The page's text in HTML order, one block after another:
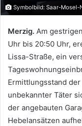
Symbolbild: Saar-Mosel-
Merzig. Am
Uhr bis 20:50 Uhr,
Lissa-Straße, ein
Ermittlungsstand
unbekannter Täter
der angebauten
Hebelansätzen